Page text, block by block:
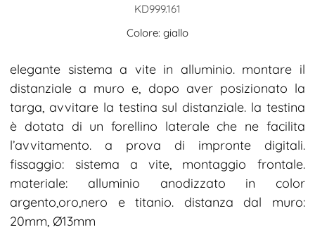
KD999.161
Colore: giallo
elegante sistema a vite in alluminio. montare il
distanziale a muro e, dopo aver posizionato la
targa, avvitare la testina sul distanziale. la testina
è dotata di un forellino laterale che ne facilita
l’avvitamento. a prova di impronte digitali.
fissaggio: sistema a vite, montaggio frontale.
materiale: alluminio anodizzato in color
argento,oro,nero e titanio. distanza dal muro:
20mm, Ø13mm